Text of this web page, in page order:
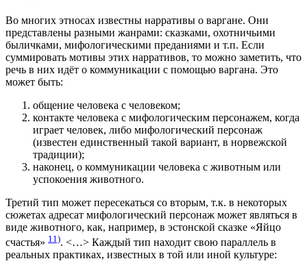
Во многих этносах известны нарративы о варгане. Они
представлены разными жанрами: сказками, охотничьими
быличками, мифологическими преданиями и т.п. Если
суммировать мотивы этих нарративов, то можно заметить, что
речь в них идёт о коммуникации с помощью варгана. Это
может быть:
общение человека с человеком;
контакте человека с мифологическим персонажем, когда
играет человек, либо мифологический персонаж
(известен единственный такой вариант, в норвежской
традиции);
наконец, о коммуникации человека с животным или
успокоения животного.
Третий тип может пересекаться со вторым, т.к. в некоторых
сюжетах адресат мифологический персонаж может являться в
виде животного, как, например, в эстонской сказке «Яйцо
счастья» 11). <…> Каждый тип находит свою параллель в
реальных практиках, известных в той или иной культуре: